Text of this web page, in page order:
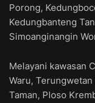
Porong,
Kedungbanteng
Simoanginangin
Melayani kawasan
Waru,
Taman, Ploso